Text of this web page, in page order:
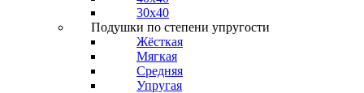
30x40
Подушки по степени упругости
Жёсткая
Мягкая
Средняя
Упругая